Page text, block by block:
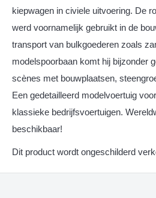
kiepwagen in civiele uitvoering. De
werd voornamelijk gebruikt in de
transport van bulkgoederen zoals
modelspoorbaan komt hij bijzonder
scènes met bouwplaatsen,
Een gedetailleerd modelvoertuig
klassieke bedrijfsvoertuigen.
beschikbaar!
Dit product wordt ongeschilderd